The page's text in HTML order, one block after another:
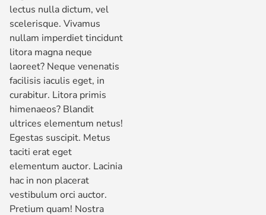
lectus nulla dictum, vel
scelerisque. Vivamus
nullam imperdiet tincidunt
litora magna neque
laoreet? Neque venenatis
facilisis iaculis eget, in
curabitur. Litora primis
himenaeos? Blandit
ultrices elementum netus!
Egestas suscipit. Metus
taciti erat eget
elementum auctor. Lacinia
hac in non placerat
vestibulum orci auctor.
Pretium quam! Nostra